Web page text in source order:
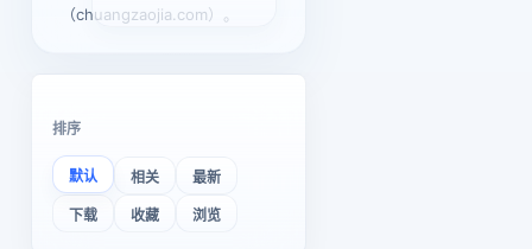
（chuangzaojia.com）。
排序
默认 相关 最新
下载 收藏 浏览